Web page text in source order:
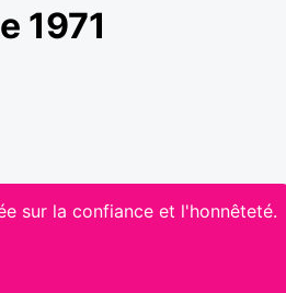
1971
sur la confiance et l'honnêteté.